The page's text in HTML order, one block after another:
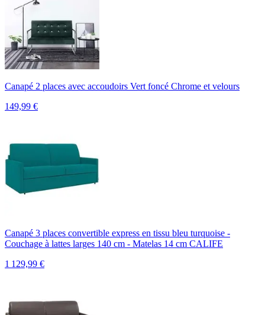
Canapé 2 places avec accoudoirs Vert foncé Chrome et velours
149,99 €
Canapé 3 places convertible express en tissu bleu turquoise -
Couchage à lattes larges 140 cm - Matelas 14 cm CALIFE
1 129,99 €